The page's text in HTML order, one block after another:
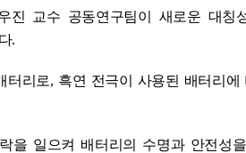
진 교수 공동연구팀이 새로운 대칭
.
터리로, 흑연 전극이 사용된 배터리
을 일으켜 배터리의 수명과 안전성